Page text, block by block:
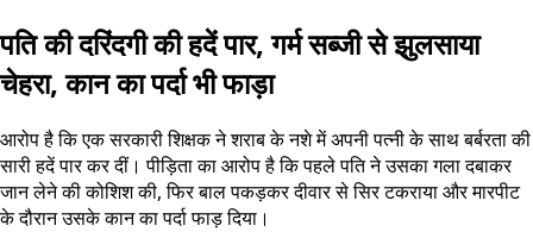
पति की दरिंदगी की हदें पार, गर्म सब्जी से झुलसाया
चेहरा, कान का पर्दा भी फाड़ा
आरोप है कि एक सरकारी शिक्षक ने शराब के नशे में अपनी पत्नी के साथ बर्बरता की
सारी हदें पार कर दीं। पीड़िता का आरोप है कि पहले पति ने उसका गला दबाकर
जान लेने की कोशिश की, फिर बाल पकड़कर दीवार से सिर टकराया और मारपीट
के दौरान उसके कान का पर्दा फाड़ दिया।